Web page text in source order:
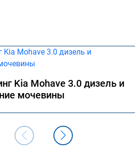
Kia Mohave 3.0 дизель и
мочевины